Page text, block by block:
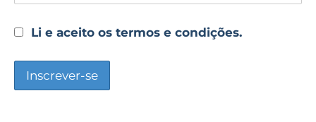
Li e aceito os termos e condições.